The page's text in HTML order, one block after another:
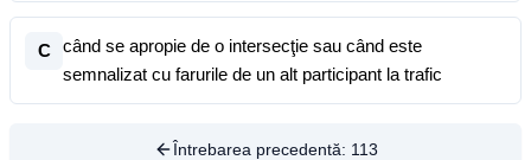
C
când se apropie de o intersecţie sau când este
semnalizat cu farurile de un alt participant la trafic
Întrebarea precedentă: 113